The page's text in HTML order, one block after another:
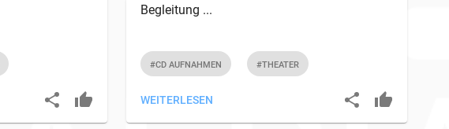
Begleitung ...
#CD AUFNAHMEN #THEATER
WEITERLESEN